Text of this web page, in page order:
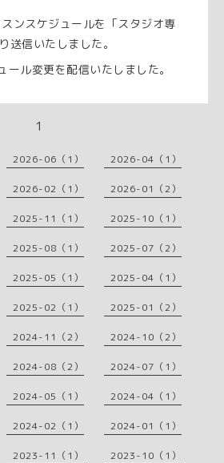
ンスケジュールを「スタジオ専
送信いたしました。
ル変更を配信いたしました。
1
2026-06（1） 2026-04（1）
2026-02（1） 2026-01（2）
2025-11（1） 2025-10（1）
2025-08（1） 2025-07（2）
2025-05（1） 2025-04（1）
2025-02（1） 2025-01（2）
2024-11（2） 2024-10（2）
2024-08（2） 2024-07（1）
2024-05（1） 2024-04（1）
2024-02（1） 2024-01（1）
2023-11（1） 2023-10（1）